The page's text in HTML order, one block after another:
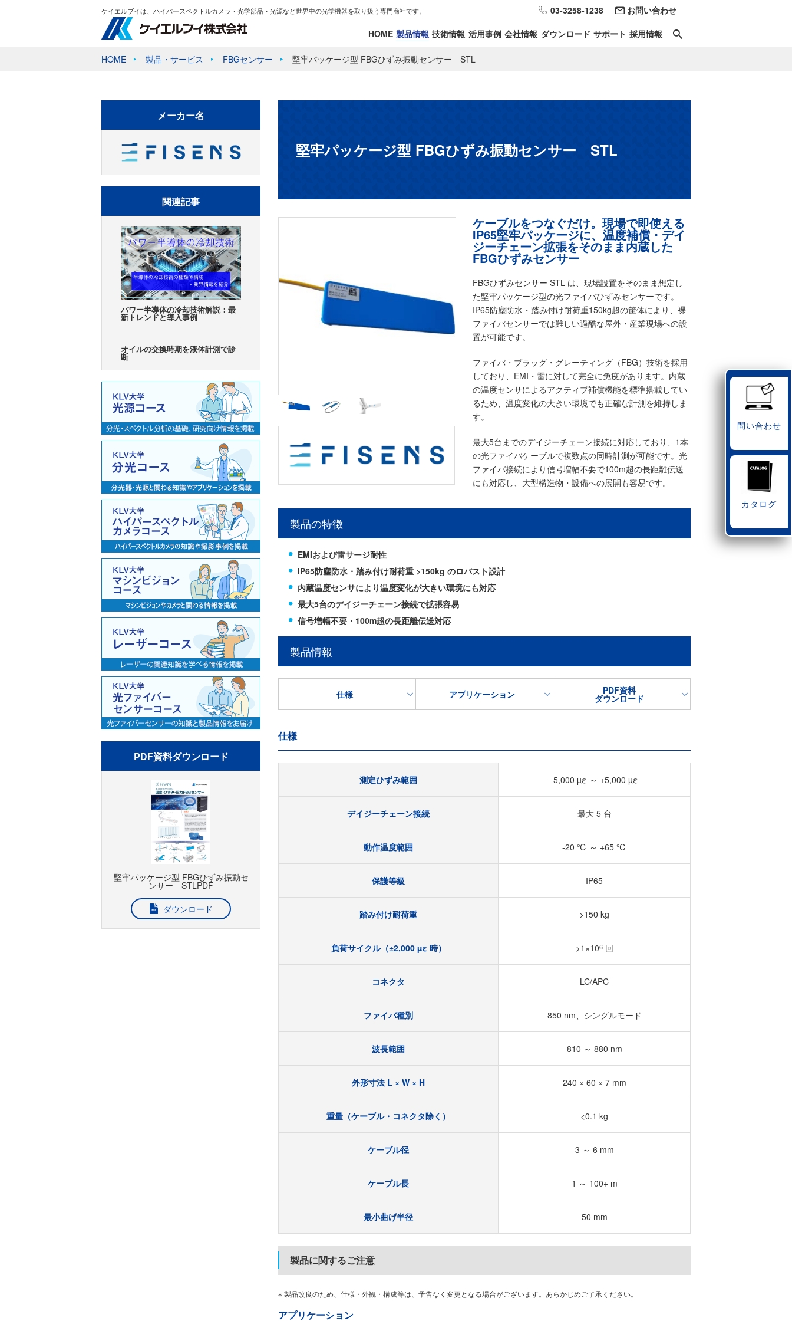
ケイエルブイは、ハイパースペクトルカメラ・光学部品・光源など世界中の光学機器を取り扱う専門商社です。 03-3258-1238
お問い合わせ
HOME 製品情報 技術情報 活用事例 会社情報 ダウンロード サポート 採用情報
HOME 製品・サービス FBGセンサー 堅牢パッケージ型 FBGひずみ振動センサー STL
堅牢パッケージ型 FBGひずみ振動センサー STL
ケーブルをつなぐだけ。現場で即使える
IP65堅牢パッケージに、温度補償・デイ
ジーチェーン拡張をそのまま内蔵した
FBGひずみセンサー
FBGひずみセンサー STL は、現場設置をそのまま想定し
た堅牢パッケージ型の光ファイバひずみセンサーです。
IP65防塵防水・踏み付け耐荷重150kg超の筐体により、裸
ファイバセンサーでは難しい過酷な屋外・産業現場への設
置が可能です。
ファイバ・ブラッグ・グレーティング（FBG）技術を採用
しており、EMI・雷に対して完全に免疫があります。内蔵
の温度センサによるアクティブ補償機能を標準搭載してい
るため、温度変化の大きい環境でも正確な計測を維持しま
す。
最大5台までのデイジーチェーン接続に対応しており、1本
の光ファイバケーブルで複数点の同時計測が可能です。光
ファイバ接続により信号増幅不要で100m超の長距離伝送
にも対応し、大型構造物・設備への展開も容易です。
問い合わせ
カタログ
製品の特徴
EMIおよび雷サージ耐性
IP65防塵防水・踏み付け耐荷重 >150kg のロバスト設計
内蔵温度センサにより温度変化が大きい環境にも対応
最大5台のデイジーチェーン接続で拡張容易
信号増幅不要・100m超の長距離伝送対応
製品情報
仕様 アプリケーション PDF資料
ダウンロード
仕様
測定ひずみ範囲 -5,000 µε ～ +5,000 µε
デイジーチェーン接続 最大 5 台
動作温度範囲 -20 ℃ ～ +65 ℃
保護等級 IP65
踏み付け耐荷重 >150 kg
負荷サイクル（±2,000 µε 時） >1×106回
コネクタ LC/APC
ファイバ種別 850 nm、シングルモード
波長範囲 810 ～ 880 nm
外形寸法 L × W × H 240 × 60 × 7 mm
重量（ケーブル・コネクタ除く） <0.1 kg
ケーブル径 3 ～ 6 mm
ケーブル長 1 ～ 100+ m
最小曲げ半径 50 mm
製品に関するご注意
※ 製品改良のため、仕様・外観・構成等は、予告なく変更となる場合がございます。あらかじめご了承ください。
アプリケーション
メーカー名
関連記事
パワー半導体の冷却技術解説：最
新トレンドと導入事例
オイルの交換時期を液体計測で診
断
PDF資料ダウンロード
堅牢パッケージ型 FBGひずみ振動セ
ンサー STLPDF
ダウンロード